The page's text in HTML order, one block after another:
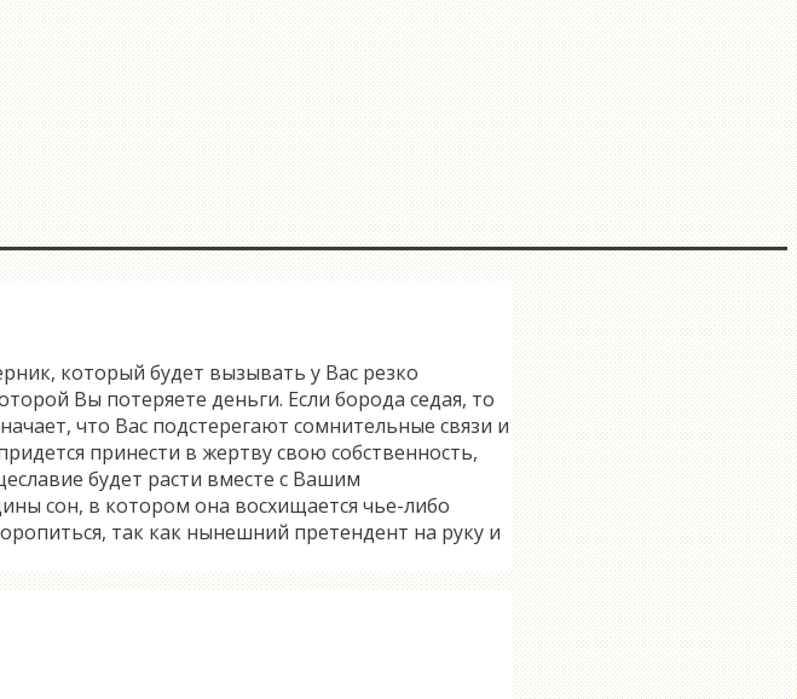
который будет вызывать у Вас резко
Вы потеряете деньги. Если борода седая, то
что Вас подстерегают сомнительные связи и
принести в жертву свою собственность,
будет расти вместе с Вашим
сон, в котором она восхищается чье-либо
так как нынешний претендент на руку и